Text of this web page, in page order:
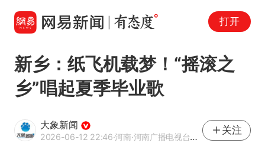
打开
新乡：纸飞机载梦！“摇滚之
乡”唱起夏季毕业歌
大象新闻
2026-06-12 22:46·河南·河南广播电视台官方网易号
关注